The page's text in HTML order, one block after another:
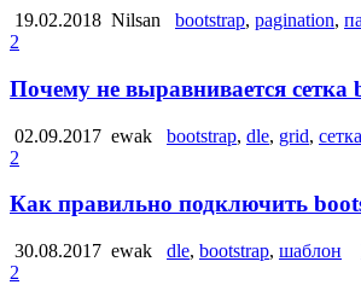
19.02.2018 Nilsan bootstrap, pagination,
2
Почему не выравнивается сетка
02.09.2017 ewak bootstrap, dle, grid, сетка
2
Как правильно подключить
30.08.2017 ewak dle, bootstrap, шаблон
2